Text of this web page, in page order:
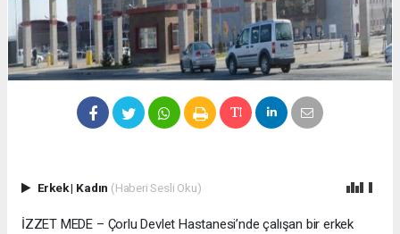
Erkek| Kadın (Haberi Sesli Oku)
İZZET MEDE – Çorlu Devlet Hastanesi’nde çalışan bir erkek